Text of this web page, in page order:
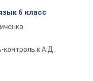
6 класс
контроль к А.Д.